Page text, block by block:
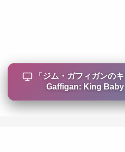
「 ジム・ガフィガンの
Gaffigan: King Baby